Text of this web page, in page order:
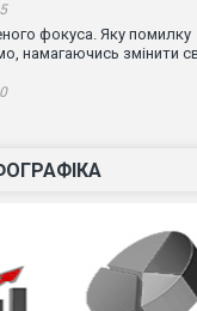
фокуса. Яку помилку
намагаючись змінити